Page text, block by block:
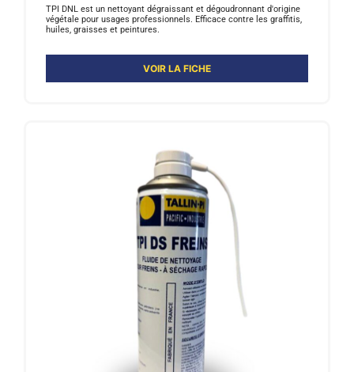
TPI DNL est un nettoyant dégraissant et dégoudronnant d'origine
végétale pour usages professionnels. Efficace contre les graffitis,
huiles, graisses et peintures.
VOIR LA FICHE